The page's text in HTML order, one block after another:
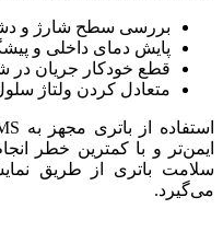
بررسی سطح شارژ و
پایش دمای داخلی و
قطع خودکار جریان در
متعادل کردن ولتاژ
ایمن‌تر و با کمترین خطر
سلامت باتری از طریق
می‌گیرد.